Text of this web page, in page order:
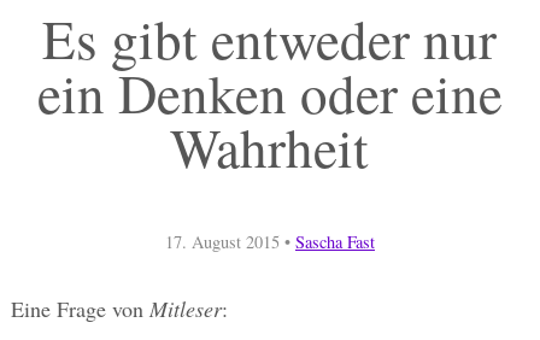
Es gibt entweder nur
ein Denken oder eine
Wahrheit
17. August 2015 • Sascha Fast
Eine Frage von Mitleser: